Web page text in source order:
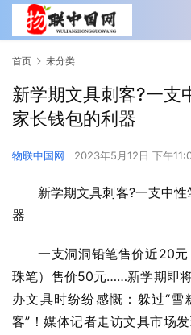
首页 未分类
新学期文具刺客?一支
家长钱包的利器
物联中国网 2023年5月12日 下午
新学期文具刺客?一支中
器
一支洞洞铅笔售价近20
珠笔）售价50元……新学期即
办文具时纷纷感慨：躲过“雪
客”！媒体记者走访文具市场